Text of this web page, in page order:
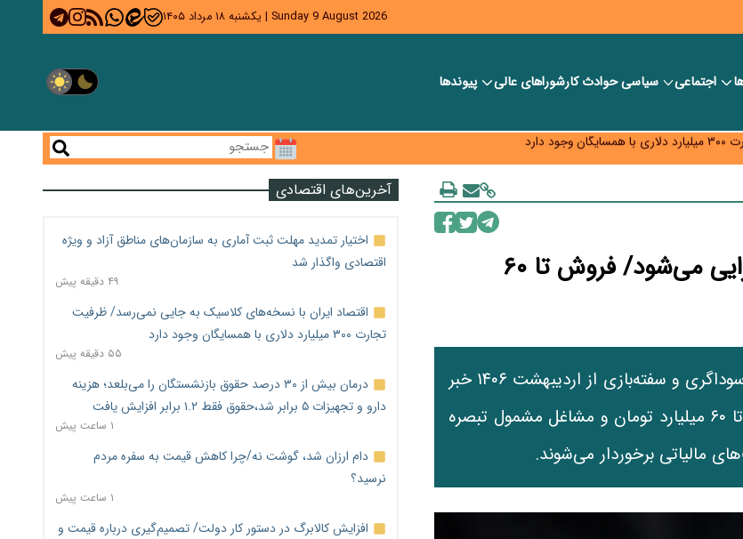
Sunday 9 August 2026
| یکشنبه ۱۸ مرداد ۱۴۰۵
اجتماعی سیاسیحوادث کارشورا‎های عالی پیوندها
واگذار شد
بنزین همچنان در انتظار تأمین منابع و جمع‌بندی نهایی
مالیات بر سوداگری از اردیبهشت ۱۴۰۶ اجرایی می‌شود/ فروش تا ۶۰
سخنگوی سازمان امور مالیاتی از اجرای قانون مالیات بر سوداگری و سفته‌بازی از اردیبهشت ۱۴۰۶ خبر
داد و اعلام کرد در سال ۱۴۰۵، اشخاص حقیقی با فروش تا ۶۰ میلیارد تومان و مشاغل مشمول تبصره
آخرین‌های اقتصادی
اختیار تمدید مهلت ثبت آماری به سازمان‌های مناطق آزاد و ویژه
اقتصادی واگذار شد
۴۹ دقیقه پیش
اقتصاد ایران با نسخه‌های کلاسیک به جایی نمی‌رسد/ ظرفیت
تجارت ۳۰۰ میلیارد دلاری با همسایگان وجود دارد
۵۵ دقیقه پیش
درمان بیش از ۳۰ درصد حقوق بازنشستگان را می‌بلعد؛ هزینه
دارو و تجهیزات ۵ برابر شد،حقوق فقط ۱.۲ برابر افزایش یافت
۱ ساعت پیش
دام ارزان شد، گوشت نه/چرا کاهش قیمت به سفره مردم
نرسید؟
۱ ساعت پیش
افزایش کالابرگ در دستور کار دولت/ تصمیم‌گیری درباره قیمت و